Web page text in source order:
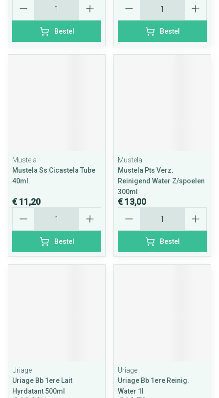
Bestel Bestel
Mustela
Mustela Ss Cicastela Tube
40ml
€ 11,20
Bestel
Mustela
Mustela Pts Verz.
Reinigend Water Z/spoelen
300ml
€ 13,00
Bestel
Uriage
Uriage Bb 1ere Lait
Hyrdatant 500ml
Uriage
Uriage Bb 1ere Reinig.
Water 1l